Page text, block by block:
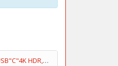
PRZEWÓD HDMI-USB"C"4K HDR,3D,HDCP2.2,18Gbps 2m KM1249